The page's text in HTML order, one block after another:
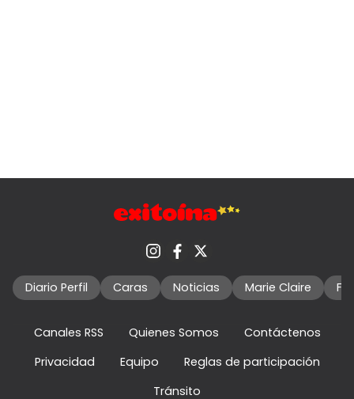
Diario Perfil Caras Noticias Marie Claire
Canales RSS Quienes Somos
Contáctenos
Privacidad
Equipo
Reglas de participación
Tránsito